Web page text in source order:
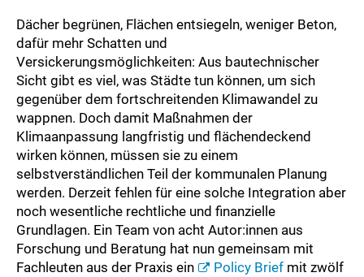
Dächer begrünen, Flächen entsiegeln, weniger Beton,
dafür mehr Schatten und
Versickerungsmöglichkeiten: Aus bautechnischer
Sicht gibt es viel, was Städte tun können, um sich
gegenüber dem fortschreitenden Klimawandel zu
wappnen. Doch damit Maßnahmen der
Klimaanpassung langfristig und flächendeckend
wirken können, müssen sie zu einem
selbstverständlichen Teil der kommunalen Planung
werden. Derzeit fehlen für eine solche Integration aber
noch wesentliche rechtliche und finanzielle
Grundlagen. Ein Team von acht Autor:innen aus
Forschung und Beratung hat nun gemeinsam mit
Fachleuten aus der Praxis ein
Policy Brief mit zwölf